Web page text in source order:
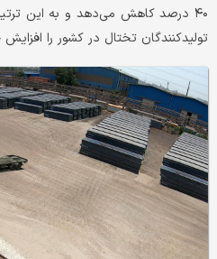
۴۰ درصد کاهش می‌دهد و به این
تولیدکنندگان تختال در کشور را